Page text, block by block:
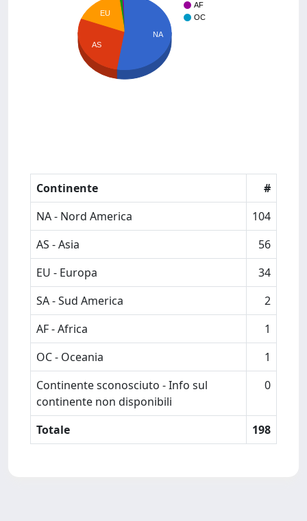
AF
OC
EU
AS
NA
Continente
#
NA - Nord America
104
AS - Asia
56
EU - Europa
34
SA - Sud America
2
AF - Africa
1
OC - Oceania
1
Continente sconosciuto - Info sul
continente non disponibili
0
Totale 198